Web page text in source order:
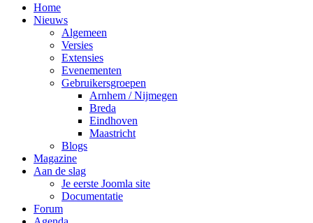
Home
Nieuws
Algemeen
Versies
Extensies
Evenementen
Gebruikersgroepen
Arnhem / Nijmegen
Breda
Eindhoven
Maastricht
Blogs
Magazine
Aan de slag
Je eerste Joomla site
Documentatie
Forum